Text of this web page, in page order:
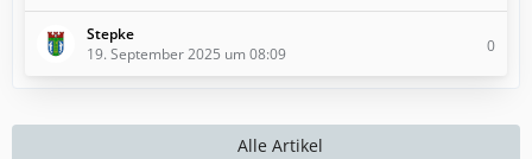
Stepke
19. September 2025 um 08:09
0
Alle Artikel